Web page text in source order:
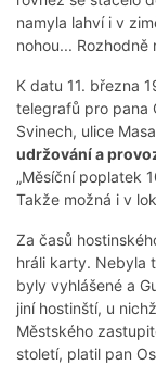
namyla lahví i v
nohou... Rozhodně
K datu 11. března
telegrafů pro pana
Svinech, ulice
udržování a
„Měsíční poplatek
Takže možná i v
Za časů
hráli karty. Nebyla
byly vyhlášené a
jiní hostinští, u
Městského
století, platil pan